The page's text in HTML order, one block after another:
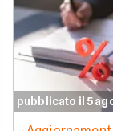
pubblicato il 5